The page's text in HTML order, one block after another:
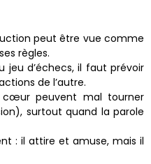
peut être vue comme
règles.
jeu d’échecs, il faut prévoir
de l’autre.
peuvent mal tourner
surtout quand la parole
: il attire et amuse, mais il